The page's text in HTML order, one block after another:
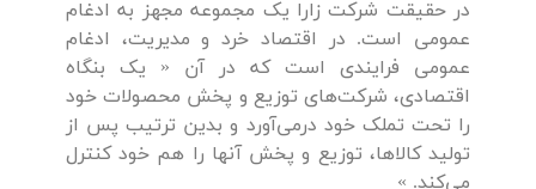
در حقیقت شرکت زارا یک مجموعه مجهز به ادغام
عمومی است. در اقتصاد خرد و مدیریت، ادغام
عمومی فرایندی است که در آن « یک بنگاه
اقتصادی، شرکت‌های توزیع و پخش محصولات خود
را تحت تملک خود درمی‌آورد و بدین ترتیب پس از
تولید کالا‌ها، توزیع و پخش آنها را هم خود کنترل
می‌کند. »